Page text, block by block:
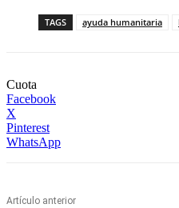
TAGS ayuda humanitaria
Cuota
Facebook
X
Pinterest
WhatsApp
Artículo anterior